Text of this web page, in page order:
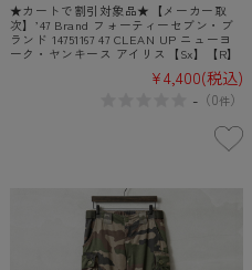
★カートで割引対象品★【メーカー取
次】’47 Brand フォーティーセブン・ブ
ランド 14751167 47 CLEAN UP ニューヨ
ーク・ヤンキース アイリス【Sx】【R】
¥4,400(税込)
-（0件）